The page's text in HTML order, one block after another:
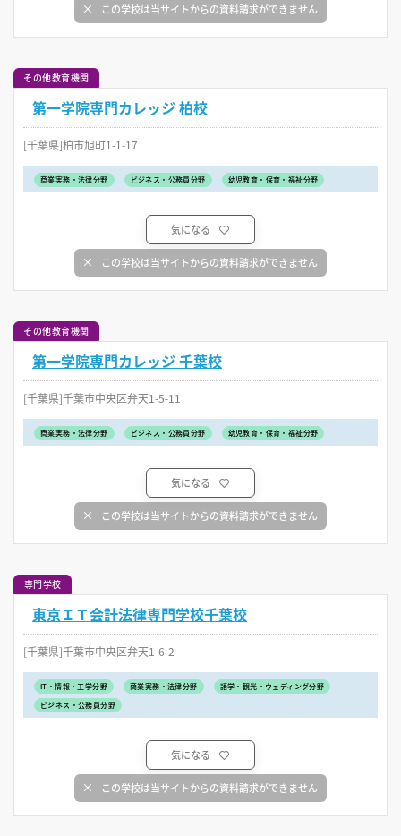
この学校は当サイトからの資料請求ができません
その他教育機関
第一学院専門カレッジ 柏校
[千葉県]柏市旭町1-1-17
商業実務・法律分野 ビジネス・公務員分野 幼児教育・保育・福祉分野
気になる
この学校は当サイトからの資料請求ができません
その他教育機関
第一学院専門カレッジ 千葉校
[千葉県]千葉市中央区弁天1-5-11
商業実務・法律分野 ビジネス・公務員分野 幼児教育・保育・福祉分野
気になる
この学校は当サイトからの資料請求ができません
専門学校
東京ＩＴ会計法律専門学校千葉校
[千葉県]千葉市中央区弁天1-6-2
IT・情報・工学分野 商業実務・法律分野
語学・観光・ウェディング分野
ビジネス・公務員分野
気になる
この学校は当サイトからの資料請求ができません